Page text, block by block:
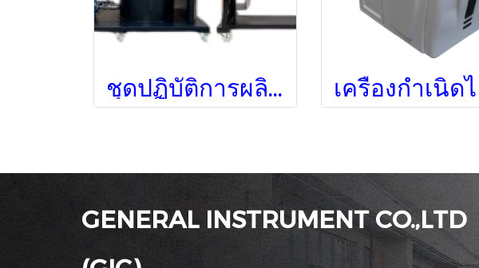
ชุดปฏิบัติการผลิตกระแสไฟฟ้าจากพลังงานน้ำ
GENERAL INSTRUMENT CO.,LTD